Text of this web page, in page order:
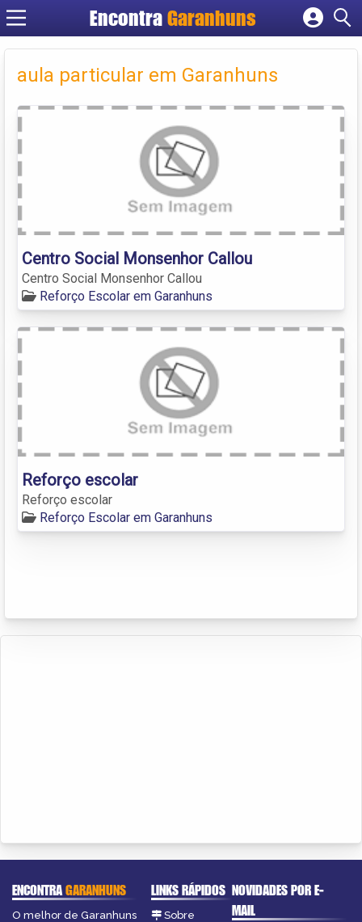
EncontraGaranhuns
Cadastrar empresa
Criar conta
aula particular em Garanhuns
Centro Social Monsenhor Callou
Centro Social Monsenhor Callou
Reforço Escolar em Garanhuns
Reforço escolar
Reforço escolar
Reforço Escolar em Garanhuns
ENCONTRAGARANHUNS
O melhor de Garanhuns
LINKS RÁPIDOS
Sobre
NOVIDADES POR E-
MAIL